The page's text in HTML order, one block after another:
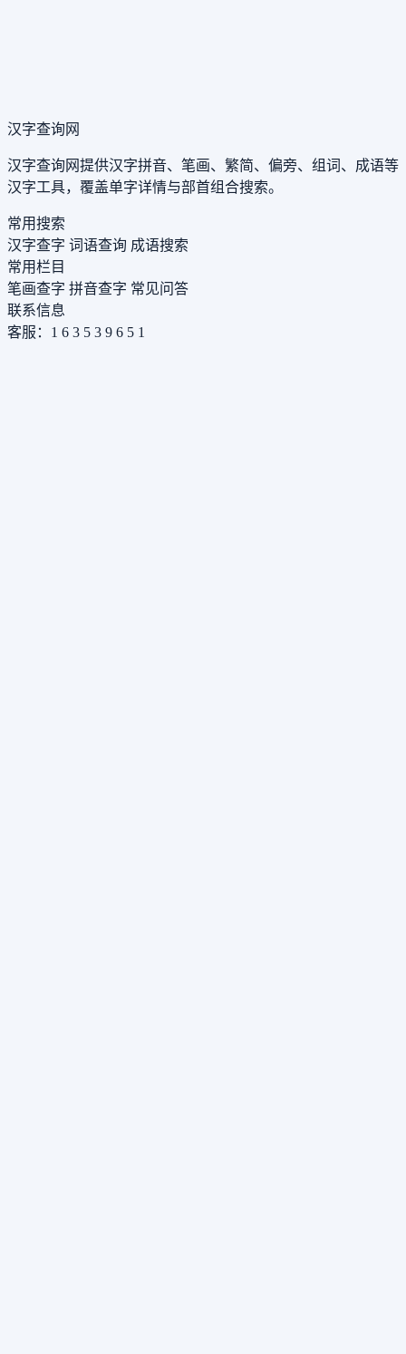
汉字查询网
汉字查询网提供汉字拼音、笔画、繁简、偏旁、组词、成语等
汉字工具，覆盖单字详情与部首组合搜索。
常用搜索
汉字查字 词语查询 成语搜索
常用栏目
笔画查字 拼音查字 常见问答
联系信息
客服：1 6 3 5 3 9 6 5 1